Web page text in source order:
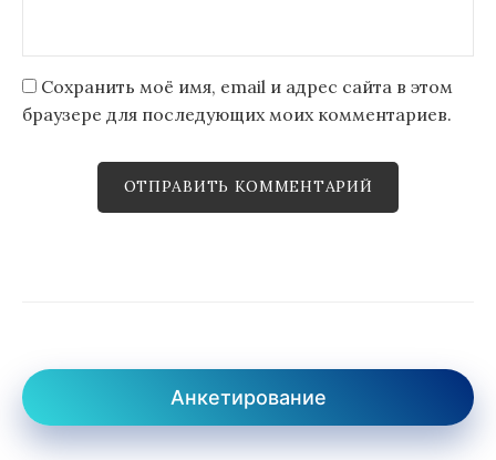
Сохранить моё имя, email и адрес сайта в этом
браузере для последующих моих комментариев.
Анкетирование